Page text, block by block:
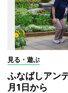
見る・遊ぶ
ふなばしアン
月1日から